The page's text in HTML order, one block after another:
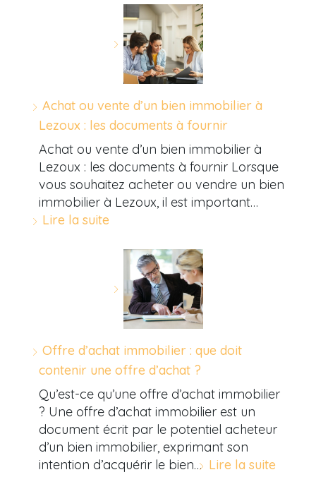
Achat ou vente d’un bien immobilier à
Lezoux : les documents à fournir
Achat ou vente d’un bien immobilier à
Lezoux : les documents à fournir Lorsque
vous souhaitez acheter ou vendre un bien
immobilier à Lezoux, il est important…
Lire la suite
Offre d’achat immobilier : que doit
contenir une offre d’achat ?
Qu’est-ce qu’une offre d’achat immobilier
? Une offre d’achat immobilier est un
document écrit par le potentiel acheteur
d’un bien immobilier, exprimant son
intention d’acquérir le bien… Lire la suite